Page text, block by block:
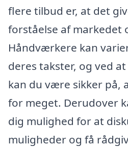
flere tilbud er, at det
forståelse af markedet
Håndværkere kan
deres takster, og ved
kan du være sikker på,
for meget. Derudover
dig mulighed for at
muligheder og få